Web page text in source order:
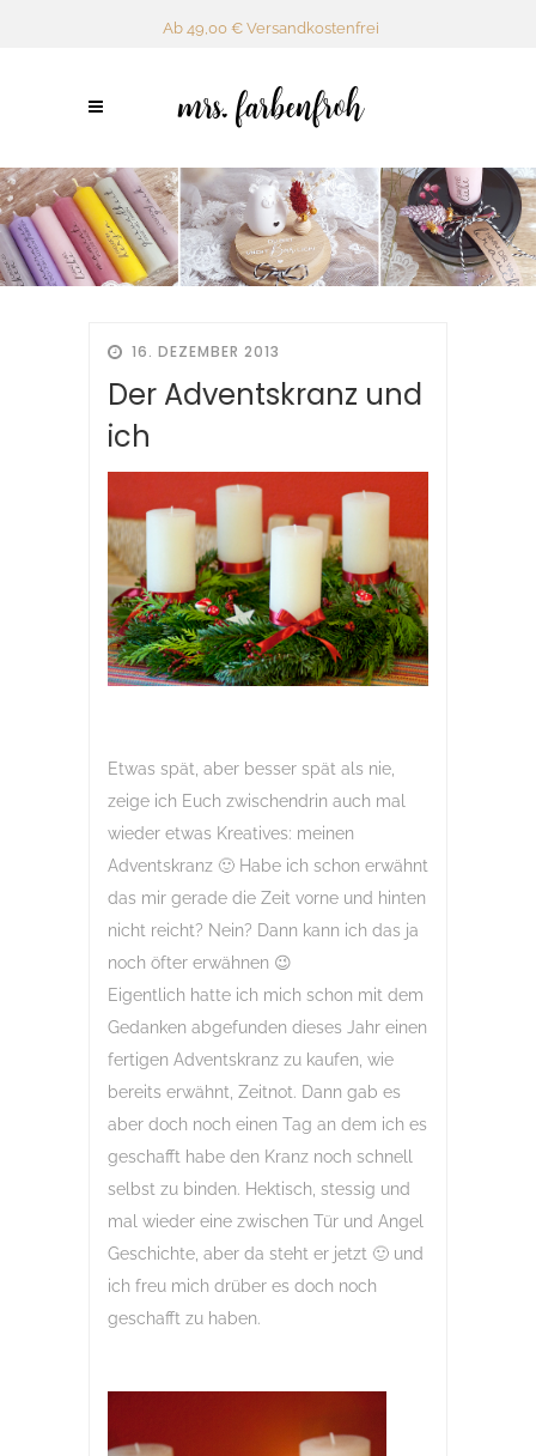
Ab 49,00 € Versandkostenfrei
16. DEZEMBER 2013
Der Adventskranz und
ich
Etwas spät, aber besser spät als nie,
zeige ich Euch zwischendrin auch mal
wieder etwas Kreatives: meinen
Adventskranz 🙂 Habe ich schon erwähnt
das mir gerade die Zeit vorne und hinten
nicht reicht? Nein? Dann kann ich das ja
noch öfter erwähnen 😉
Eigentlich hatte ich mich schon mit dem
Gedanken abgefunden dieses Jahr einen
fertigen Adventskranz zu kaufen, wie
bereits erwähnt, Zeitnot. Dann gab es
aber doch noch einen Tag an dem ich es
geschafft habe den Kranz noch schnell
selbst zu binden. Hektisch, stessig und
mal wieder eine zwischen Tür und Angel
Geschichte, aber da steht er jetzt 🙂 und
ich freu mich drüber es doch noch
geschafft zu haben.